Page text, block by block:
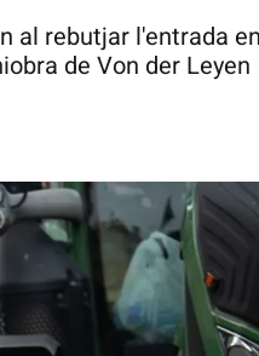
al rebutjar l'entrada
de Von der Leyen